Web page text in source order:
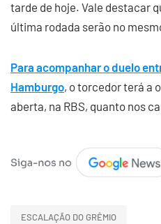
tarde de hoje. Vale destacar
última rodada serão no
Para acompanhar o duelo
Hamburgo, o torcedor terá a
aberta, na RBS, quanto nos
ESCALAÇÃO DO GRÊMIO